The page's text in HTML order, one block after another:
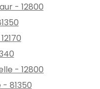
- 12800
- 12800
81350